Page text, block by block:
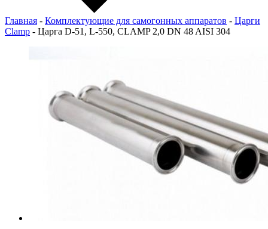
Главная - Комплектующие для самогонных аппаратов - Царги
Clamp - Царга D-51, L-550, CLAMP 2,0 DN 48 AISI 304